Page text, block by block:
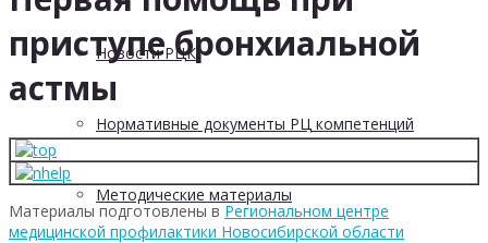
Новости РЦК
Нормативные документы РЦ компетенций
Методические материалы
приступе бронхиальной
астмы
Материалы подготовлены в Региональном центре
медицинской профилактики Новосибирской области